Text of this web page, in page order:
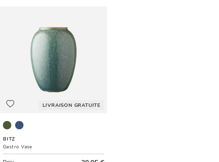
LIVRAISON GRATUITE
Vert
BITZ
Gastro Vase